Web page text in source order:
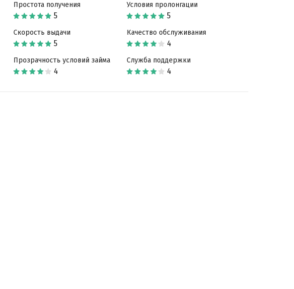
Простота получения
Скорость выдачи
Прозрачность условий займа
Условия пролонгации
Качество обслуживания
Служба поддержки